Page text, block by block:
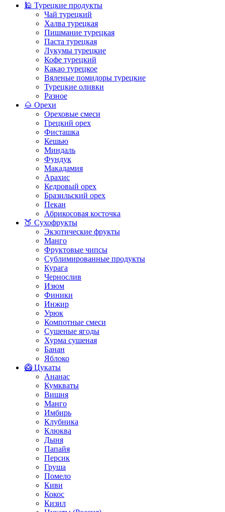
🕌 Турецкие продукты
Чай турецкий
Халва турецкая
Пишмание турецкая
Паста турецкая
Лукумы турецкие
Кофе турецкий
Какао турецкое
Вяленые помидоры турецкие
Турецкие оливки
Разное
🌰 Орехи
Ореховые смеси
Грецкий орех
Фисташка
Кешью
Миндаль
Фундук
Макадамия
Арахис
Кедровый орех
Бразильский орех
Пекан
Абрикосовая косточка
🍑 Сухофрукты
Экзотические фрукты
Манго
Фруктовые чипсы
Сублимированные продукты
Курага
Чернослив
Изюм
Финики
Инжир
Урюк
Компотные смеси
Сушеные ягоды
Хурма сушеная
Банан
Яблоко
🥝 Цукаты
Ананас
Кумкваты
Вишня
Манго
Имбирь
Клубника
Клюква
Дыня
Папайя
Персик
Груша
Помело
Киви
Кокос
Кизил